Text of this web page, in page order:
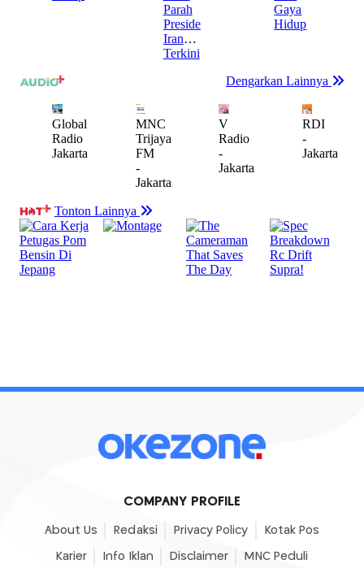
COMPANY PROFILE
About Us Redaksi Privacy Policy Kotak Pos
Karier Info Iklan Disclaimer MNC Peduli